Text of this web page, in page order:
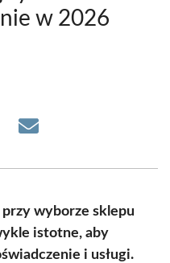
w 2026
Share
wyborze sklepu
istotne, aby
i usługi.